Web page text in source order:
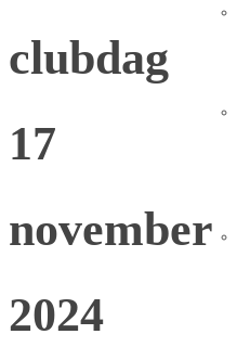
clubdag
17
november
2024